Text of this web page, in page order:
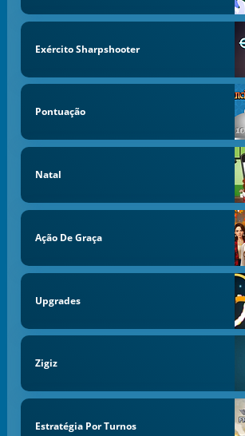
Exército Sharpshooter
Pontuação
Natal
Ação De Graça
Upgrades
Zigiz
Estratégia Por Turnos